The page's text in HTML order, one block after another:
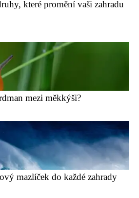
které promění vaši zahradu
mezi měkkýši?
mazlíček do každé zahrady